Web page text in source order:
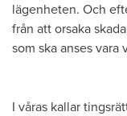
lägenheten. Och
från att orsaka
som ska anses
I våras kallar